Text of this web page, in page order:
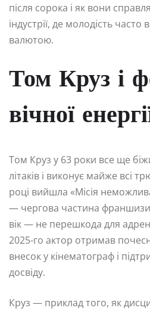
після сорока і як вони
індустрії, де молодість
валютою.
Том Круз і
вічної
Том Круз у 63 роки все ще
літаків і виконує майже всі
році вийшла «Місія
— чергова частина
вік — не перешкода для
2025-го актор отримав
внесок у кінематограф і
досвіду.
Круз — приклад того, як